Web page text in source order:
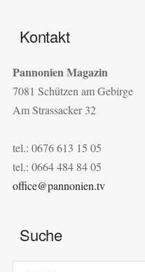
Kontakt
Pannonien Magazin
7081 Schützen am Gebirge
Am Strassacker 32
tel.: 0676 613 15 05
tel.: 0664 484 84 05
office@pannonien.tv
Suche